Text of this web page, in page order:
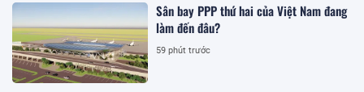
Sân bay PPP thứ hai của Việt Nam đang
làm đến đâu?
59 phút trước